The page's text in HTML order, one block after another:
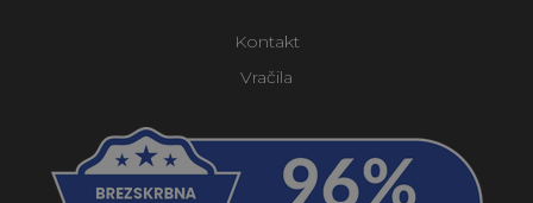
Kontakt
Vračila